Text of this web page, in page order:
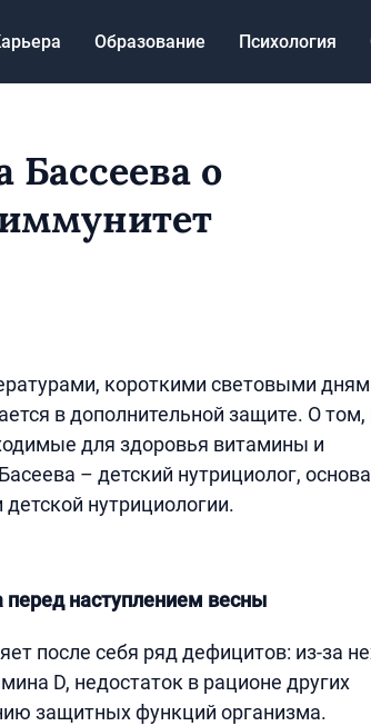
Образование Психология
о
короткими световыми
в дополнительной защите. О том,
для здоровья витамины и
– детский нутрициолог,
нутрициологии.
наступлением весны
после себя ряд дефицитов: из-за
D, недостаток в рационе других
защитных функций организма.